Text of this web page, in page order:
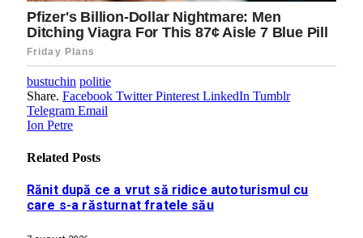
bustuchin politie
Share. Facebook Twitter Pinterest LinkedIn Tumblr
Telegram Email
Ion Petre
Related Posts
Rănit după ce a vrut să ridice autoturismul cu
care s-a răsturnat fratele său